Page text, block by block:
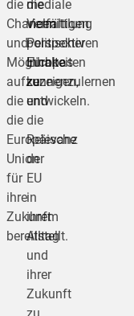
die
Chancen
und
Möglichkeiten
aufzuzeigen,
die
die
Europäische
Union
für
ihre
Zukunft
bereitstellt.
die
vielfältigen
Perspektiven
Europas
kennenzulernen
und
die
Relevanz
der
EU
in
ihrem
Alltag
und
ihrer
Zukunft
mediale
Vermittlung
politischer
Inhalte
zu
entwickeln.